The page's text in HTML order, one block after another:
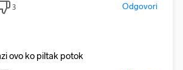
3 Odgovori
ovo ko piltak potok